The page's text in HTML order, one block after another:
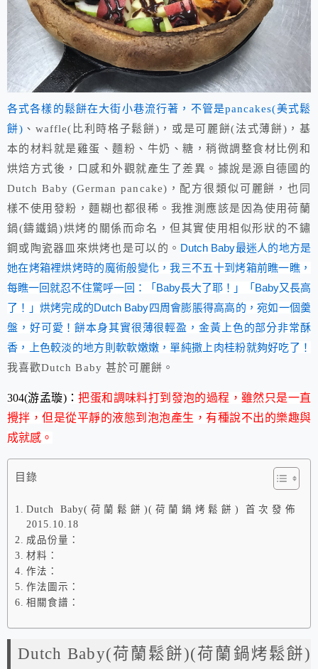
各式各樣的鬆餅在大街小巷流行著，不管是pancakes(美式鬆
餅) 、waffle(比利時格子鬆餅)，或是可麗餅(法式薄餅)，基
本的材料就是雞蛋、麵粉、牛奶、糖，稍微調整食材比例和
烘焙方式後，口感和外觀就產生了差異。據說是源自德國的
Dutch Baby (German pancake)，配方很類似可麗餅，也同
樣不使用發粉，麵糊也都很稀。我推測應該是因為使用荷蘭
鍋(鑄鐵鍋)烘烤的關係而命名，但其實使用相似形狀的不鏽
鋼或陶瓷器皿來烘烤也是可以的。 Dutch Baby最迷人的地方是
她在烤箱裡烘烤時的魔術般變化，我三不五十到烤箱前瞧一瞧，
每瞧一回就忍不住驚呼一回：「Baby長大了耶！」「Baby又長高
了！」烘烤完成的Dutch Baby四周會膨脹得高高的，宛如一個羹
盤，好可愛！餅本身其實很薄很輕盈，金黃上色的部分非常酥
香，上色較淡的地方則軟軟嫩嫩，單純撒上肉桂粉就夠好吃了！
我喜歡Dutch Baby 甚於可麗餅。
304(游孟璇)：把蛋和調味料打到發泡的過程，雖然只是一直
攪拌，但是從平靜的液態到泡泡產生，有種說不出的樂趣與
成就感。
目錄
Dutch Baby(荷蘭鬆餅)(荷蘭鍋烤鬆餅) 首次發佈
2015.10.18
成品份量：
材料：
作法：
作法圖示：
相關食譜：
Dutch Baby(荷蘭鬆餅)(荷蘭鍋烤鬆餅)